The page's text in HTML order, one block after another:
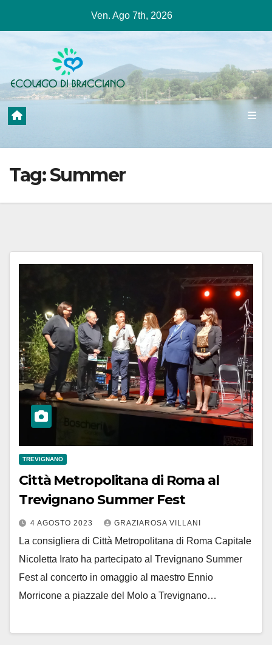
contenuto
Ven. Ago 7th, 2026
Tag:Summer
TREVIGNANO
Città Metropolitana di Roma al
Trevignano Summer Fest
4 AGOSTO 2023 GRAZIAROSA VILLANI
La consigliera di Città Metropolitana di Roma Capitale
Nicoletta Irato ha partecipato al Trevignano Summer
Fest al concerto in omaggio al maestro Ennio
Morricone a piazzale del Molo a Trevignano…